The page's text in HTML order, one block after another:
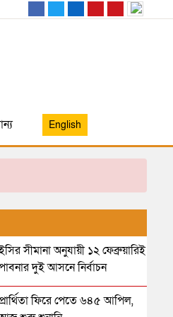
English
সীমানা অনুযায়ী ১২ ফেব্রুয়ারিই
দুই আসনে নির্বাচন
ফিরে পেতে ৬৪৫ আপিল,